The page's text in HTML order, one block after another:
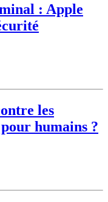
: Apple
les
humains ?